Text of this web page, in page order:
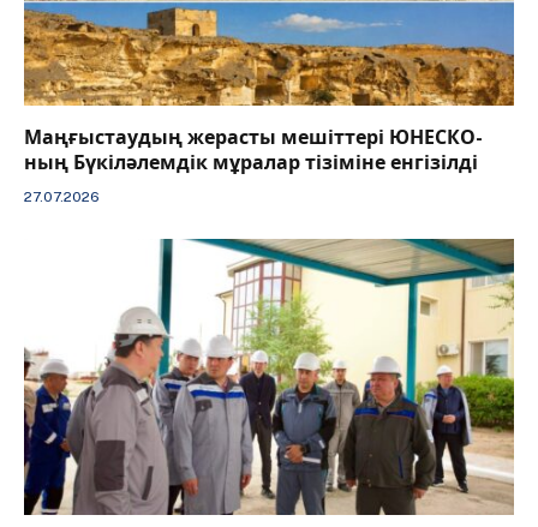
Маңғыстаудың жерасты мешіттері ЮНЕСКО-
ның Бүкіләлемдік мұралар тізіміне енгізілді
27.07.2026